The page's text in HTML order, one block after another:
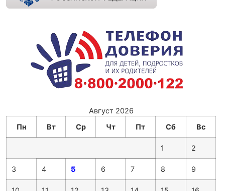
Август 2026
Пн
Вт Ср Чт Пт Сб Вс
1 2
3 4 5 6 7 8 9